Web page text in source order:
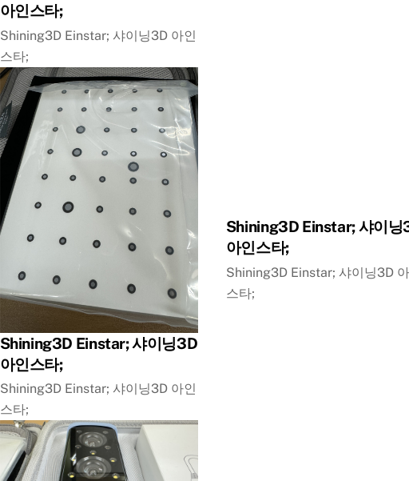
아인스타;
Shining3D Einstar; 샤이닝3D 아인
스타;
Shining3D Einstar; 샤이닝3D
아인스타;
Shining3D Einstar; 샤이닝3D 아인
스타;
Shining3D Einstar; 샤이닝
아인스타;
Shining3D Einstar; 샤이닝3D
스타;